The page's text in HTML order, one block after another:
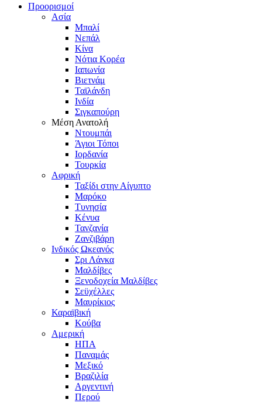
Προορισμοί
Ασία
Μπαλί
Νεπάλ
Κίνα
Νότια Κορέα
Ιαπωνία
Βιετνάμ
Ταϊλάνδη
Ινδία
Σιγκαπούρη
Μέση Ανατολή
Ντουμπάι
Άγιοι Τόποι
Ιορδανία
Τουρκία
Αφρική
Ταξίδι στην Αίγυπτο
Μαρόκο
Τυνησία
Κένυα
Τανζανία
Ζανζιβάρη
Ινδικός Ωκεανός
Σρι Λάνκα
Μαλδίβες
Ξενοδοχεία Μαλδίβες
Σεϋχέλλες
Μαυρίκιος
Καραϊβική
Κούβα
Αμερική
ΗΠΑ
Παναμάς
Μεξικό
Βραζιλία
Αργεντινή
Περού